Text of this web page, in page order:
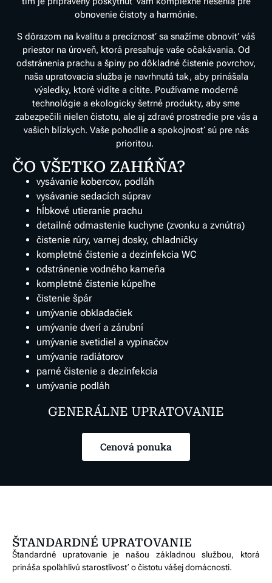
obnovenie čistoty a harmónie.
S dôrazom na kvalitu a precíznosť sa snažíme obnoviť váš
priestor na úroveň, ktorá presahuje vaše očakávania. Od
odstránenia prachu a špiny po dôkladné čistenie povrchov,
naša upratovacia služba je navrhnutá tak, aby prinášala
výsledky, ktoré vidíte a cítite. Používame moderné
technológie a ekologicky šetrné produkty, aby sme
zabezpečili nielen čistotu, ale aj zdravé prostredie pre vás a
vašich blízkych. Vaše pohodlie a spokojnosť sú pre nás
prioritou.
ČO VŠETKO ZAHŔŇA?
vysávanie kobercov, podláh
vysávanie sedacích súprav
hĺbkové utieranie prachu
detailné odmastenie kuchyne (zvonku a zvnútra)
čistenie rúry, varnej dosky, chladničky
kompletné čistenie a dezinfekcia WC
odstránenie vodného kameňa
kompletné čistenie kúpeľne
čistenie špár
umývanie obkladačiek
umývanie dverí a zárubní
umývanie svetidiel a vypínačov
umývanie radiátorov
parné čistenie a dezinfekcia
umývanie podláh
GENERÁLNE UPRATOVANIE
Cenová ponuka
ŠTANDARDNÉ UPRATOVANIE
Štandardné upratovanie je našou základnou službou, ktorá
prináša spoľahlivú starostlivosť o čistotu vášej domácnosti.